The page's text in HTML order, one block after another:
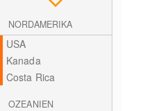
NORDAMERIKA
USA
Kanada
Costa Rica
OZEANIEN